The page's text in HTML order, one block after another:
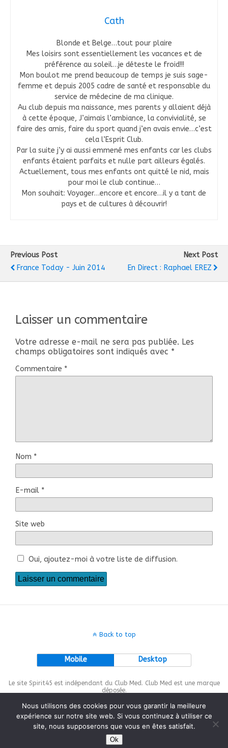
Cath
Blonde et Belge…tout pour plaire
Mes loisirs sont essentiellement les vacances et de
préférence au soleil…je déteste le froid!!!
Mon boulot me prend beaucoup de temps je suis sage-
femme et depuis 2005 cadre de santé et responsable du
service de médecine de ma clinique.
Au club depuis ma naissance, mes parents y allaient déjà
à cette époque, J’aimais l’ambiance, la convivialité, se
faire des amis, faire du sport quand j’en avais envie…c’est
cela l’Esprit Club.
Par la suite j’y ai aussi emmené mes enfants car les clubs
enfants étaient parfaits et nulle part ailleurs égalés.
Actuellement, tous mes enfants ont quitté le nid, mais
pour moi le club continue…
Mon souhait: Voyager…encore et encore…il y a tant de
pays et de cultures à découvrir!
Previous Post
France Today - Juin 2014
Next Post
En Direct : Raphael EREZ
Laisser un commentaire
Votre adresse e-mail ne sera pas publiée. Les
champs obligatoires sont indiqués avec *
Commentaire *
Nom *
E-mail *
Site web
Oui, ajoutez-moi à votre liste de diffusion.
Back to top
Mobile Desktop
Le site Spirit45 est indépendant du Club Med. Club Med est une marque
déposée.
This site is protected bywp-copyrightpro.com
Nous utilisons des cookies pour vous garantir la meilleure
expérience sur notre site web. Si vous continuez à utiliser ce
site, nous supposerons que vous en êtes satisfait.
Ok